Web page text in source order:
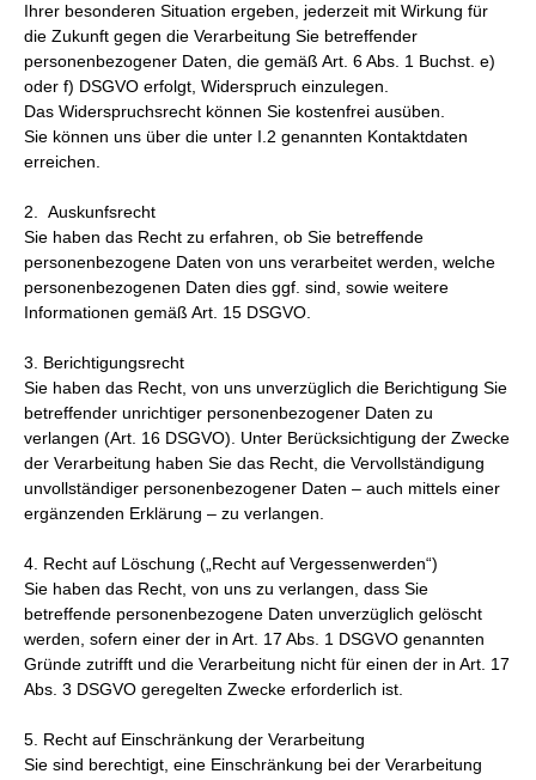
Ihrer besonderen Situation ergeben, jederzeit mit Wirkung für
die Zukunft gegen die Verarbeitung Sie betreffender
personenbezogener Daten, die gemäß Art. 6 Abs. 1 Buchst. e)
oder f) DSGVO erfolgt, Widerspruch einzulegen.
Das Widerspruchsrecht können Sie kostenfrei ausüben.
Sie können uns über die unter I.2 genannten Kontaktdaten
erreichen.
2. Auskunfsrecht
Sie haben das Recht zu erfahren, ob Sie betreffende
personenbezogene Daten von uns verarbeitet werden, welche
personenbezogenen Daten dies ggf. sind, sowie weitere
Informationen gemäß Art. 15 DSGVO.
3. Berichtigungsrecht
Sie haben das Recht, von uns unverzüglich die Berichtigung Sie
betreffender unrichtiger personenbezogener Daten zu
verlangen (Art. 16 DSGVO). Unter Berücksichtigung der Zwecke
der Verarbeitung haben Sie das Recht, die Vervollständigung
unvollständiger personenbezogener Daten – auch mittels einer
ergänzenden Erklärung – zu verlangen.
4. Recht auf Löschung („Recht auf Vergessenwerden“)
Sie haben das Recht, von uns zu verlangen, dass Sie
betreffende personenbezogene Daten unverzüglich gelöscht
werden, sofern einer der in Art. 17 Abs. 1 DSGVO genannten
Gründe zutrifft und die Verarbeitung nicht für einen der in Art. 17
Abs. 3 DSGVO geregelten Zwecke erforderlich ist.
5. Recht auf Einschränkung der Verarbeitung
Sie sind berechtigt, eine Einschränkung bei der Verarbeitung